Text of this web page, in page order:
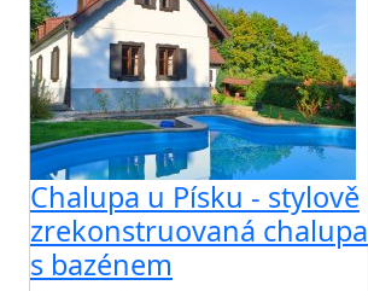
Chalupa u Písku - stylově
zrekonstruovaná chalupa
s bazénem